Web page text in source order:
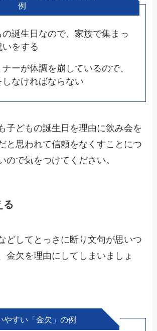
例
の誕生日なので、家族で集まっ
いをする
ーが体調を崩しているので、
しなければならない
子どもの誕生日を理由に飲み会を
と思われて信頼をなくすことにつ
ので気をつけてください。
る
どしてとっさに断り文句が思いつ
金欠 を理由にしてしまいましょ
やすい「金欠」の例